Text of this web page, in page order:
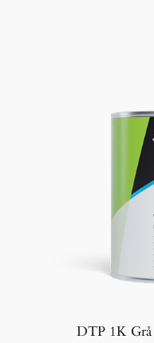
DTP 1K Grå